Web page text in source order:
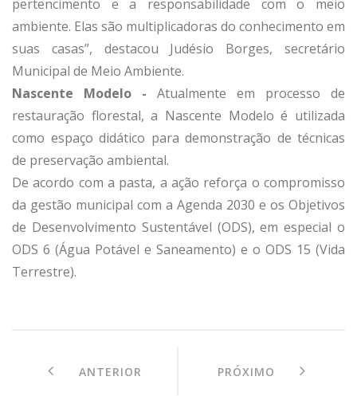
pertencimento e a responsabilidade com o meio
ambiente. Elas são multiplicadoras do conhecimento em
suas casas”, destacou Judésio Borges, secretário
Municipal de Meio Ambiente.
Nascente Modelo - Atualmente em processo de
restauração florestal, a Nascente Modelo é utilizada
como espaço didático para demonstração de técnicas
de preservação ambiental.
De acordo com a pasta, a ação reforça o compromisso
da gestão municipal com a Agenda 2030 e os Objetivos
de Desenvolvimento Sustentável (ODS), em especial o
ODS 6 (Água Potável e Saneamento) e o ODS 15 (Vida
Terrestre).
ANTERIOR PRÓXIMO